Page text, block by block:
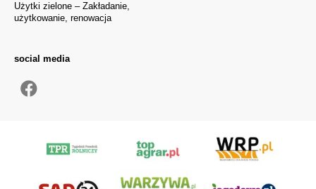
Użytki zielone – Zakładanie,
użytkowanie, renowacja
social media